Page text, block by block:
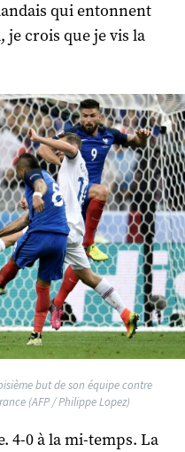
qui entonnent
crois que je vis la
but de son équipe contre
(AFP / Philippe Lopez)
4-0 à la mi-temps. La